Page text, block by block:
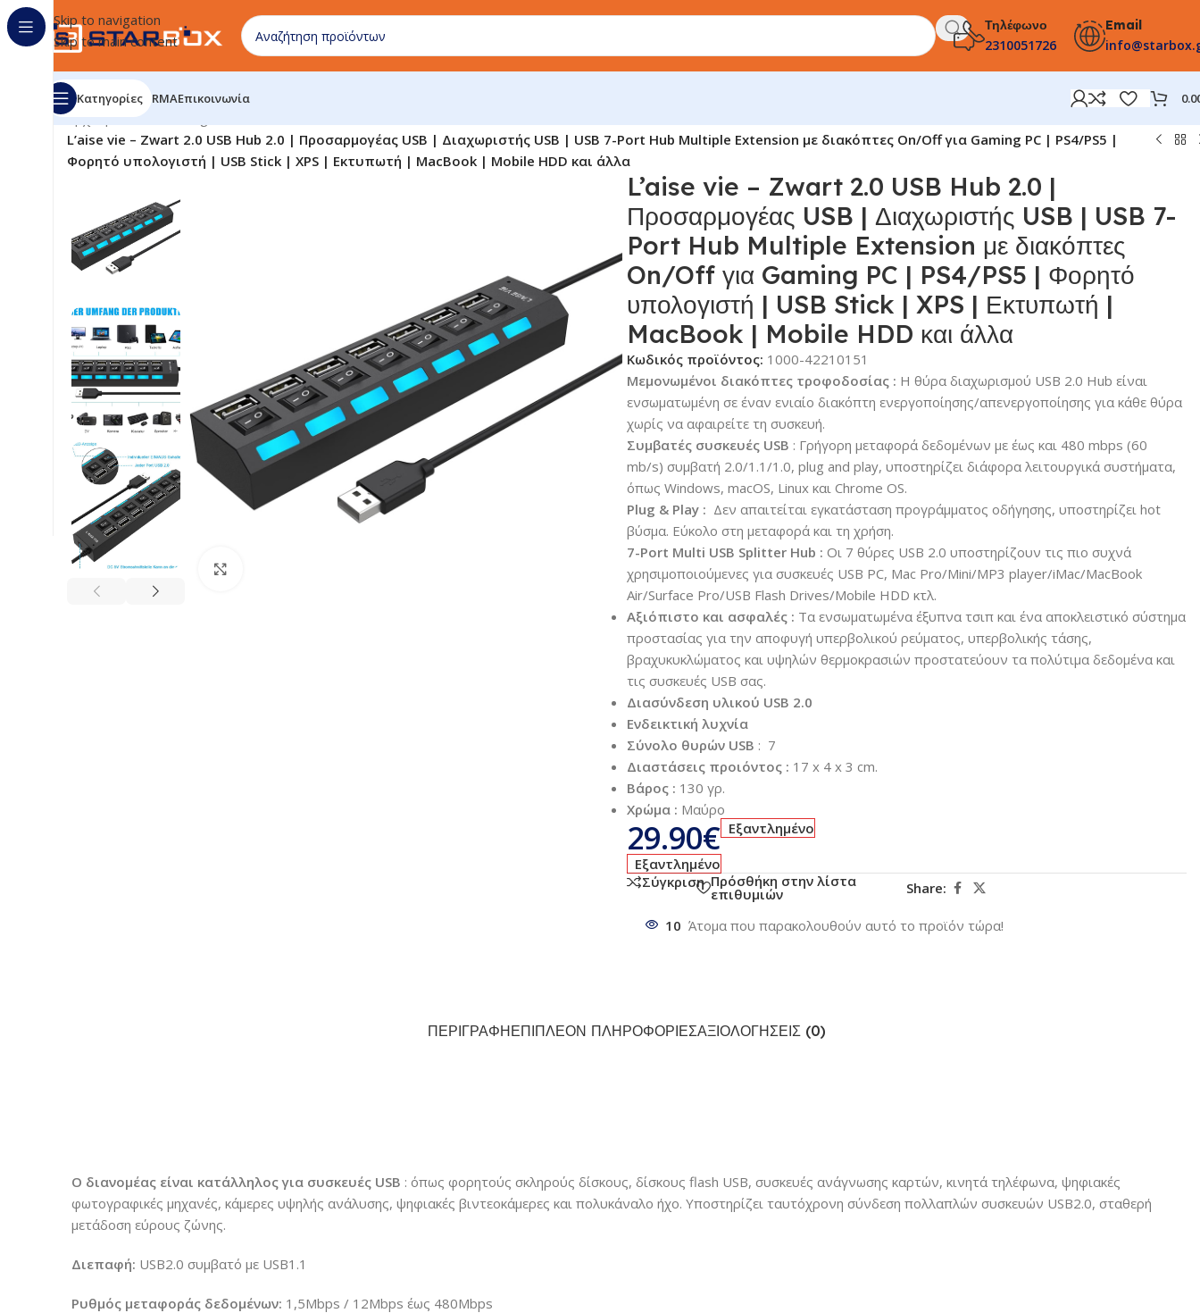
Skip to navigation
Skip to main content
Τηλέφωνο
2310051726
Email
Κατηγορίες RMAΕπικοινωνία
Αρχική σελίδα
L’aise vie – Zwart 2.0 USB Hub 2.0 | Προσαρμογέας USB | Διαχωριστής USB | USB 7-Port Hub Multiple Extension με διακόπτες On/Off για Gaming PC | PS4/PS5 |
Φορητό υπολογιστή | USB Stick | XPS | Εκτυπωτή | MacBook | Mobile HDD και άλλα
L’aise vie – Zwart 2.0 USB Hub 2.0 |
Προσαρμογέας USB | Διαχωριστής USB | USB 7-
Port Hub Multiple Extension με διακόπτες
On/Off για Gaming PC | PS4/PS5 | Φορητό
υπολογιστή | USB Stick | XPS | Εκτυπωτή |
MacBook | Mobile HDD και άλλα
Κωδικός προϊόντος: 1000-42210151
Μεμονωμένοι διακόπτες τροφοδοσίας : H θύρα διαχωρισμού USB 2.0 Hub είναι
ενσωματωμένη σε έναν ενιαίο διακόπτη ενεργοποίησης/απενεργοποίησης για κάθε θύρα
χωρίς να αφαιρείτε τη συσκευή.
Συμβατές συσκευές USB : Γρήγορη μεταφορά δεδομένων με έως και 480 mbps (60
mb/s) συμβατή 2.0/1.1/1.0, plug and play, υποστηρίζει διάφορα λειτουργικά συστήματα,
όπως Windows, macOS, Linux και Chrome OS.
Plug & Play : Δεν απαιτείται εγκατάσταση προγράμματος οδήγησης, υποστηρίζει hot
βύσμα. Εύκολο στη μεταφορά και τη χρήση.
7-Port Multi USB Splitter Hub : Οι 7 θύρες USB 2.0 υποστηρίζουν τις πιο συχνά
χρησιμοποιούμενες για συσκευές USB PC, Mac Pro/Mini/MP3 player/iMac/MacBook
Air/Surface Pro/USB Flash Drives/Mobile HDD κτλ.
Αξιόπιστο και ασφαλές : Τα ενσωματωμένα έξυπνα τσιπ και ένα αποκλειστικό σύστημα
προστασίας για την αποφυγή υπερβολικού ρεύματος, υπερβολικής τάσης,
βραχυκυκλώματος και υψηλών θερμοκρασιών προστατεύουν τα πολύτιμα δεδομένα και
τις συσκευές USB σας.
Διασύνδεση υλικού USB 2.0
Ενδεικτική λυχνία
Σύνολο θυρών USB : 7
Διαστάσεις προιόντος : 17 x 4 x 3 cm.
Βάρος : 130 γρ.
Χρώμα : Μαύρο
29.90€ Εξαντλημένο
Εξαντλημένο
Σύγκριση Πρόσθήκη στην λίστα
επιθυμιών Share:
10 Άτομα που παρακολουθούν αυτό το προϊόν τώρα!
ΠΕΡΙΓΡΑΦΉΕΠΙΠΛΈΟΝ ΠΛΗΡΟΦΟΡΊΕΣΑΞΙΟΛΟΓΉΣΕΙΣ (0)
Ο διανομέας είναι κατάλληλος για συσκευές USB : όπως φορητούς σκληρούς δίσκους, δίσκους flash USB, συσκευές ανάγνωσης καρτών, κινητά τηλέφωνα, ψηφιακές
φωτογραφικές μηχανές, κάμερες υψηλής ανάλυσης, ψηφιακές βιντεοκάμερες και πολυκάναλο ήχο. Υποστηρίζει ταυτόχρονη σύνδεση πολλαπλών συσκευών USB2.0, σταθερή
μετάδοση εύρους ζώνης.
Διεπαφή: USB2.0 συμβατό με USB1.1
Ρυθμός μεταφοράς δεδομένων: 1,5Mbps / 12Mbps έως 480Mbps